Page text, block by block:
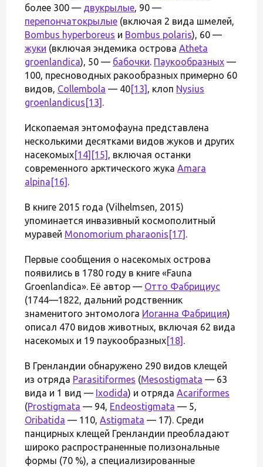
более 300 — двукрылые, 90 —
перепончатокрылые (включая 2 вида шмелей,
Bombus hyperboreus и Bombus polaris), 60 —
жуки (включая эндемика острова Atheta
groenlandica), 50 — бабочки. Паукообразных —
100, пресноводных ракообразных примерно 60
видов, Collembola — 40[13] , клоп Nysius
groenlandicus [13] .
Ископаемая энтомофауна представлена
несколькими десятками видов жуков и других
насекомых[14] [15] , включая останки
современного арктического жука Amara
alpina [16] .
В книге 2015 года (Vilhelmsen, 2015)
упоминается инвазивный космополитный
муравей Monomorium pharaonis [17] .
Первые сообщения о насекомых острова
появились в 1780 году в книге «Fauna
Groenlandica». Её автор — Отто Фабрициус
(1744—1822, дальний родственник
знаменитого энтомолога Иоганна Фабриция)
описал 470 видов животных, включая 62 вида
насекомых и 19 паукообразных[18] .
В Гренландии обнаружено 290 видов клещей
из отряда Parasitiformes (Mesostigmata — 63
вида и 1 вид — Ixodida) и отряда Acariformes
(Prostigmata — 94, Endeostigmata — 5,
Oribatida — 110, Astigmata — 17). Среди
панцирных клещей Гренландии преобладают
широко распространенные полизональные
формы (70 %), а специализированные